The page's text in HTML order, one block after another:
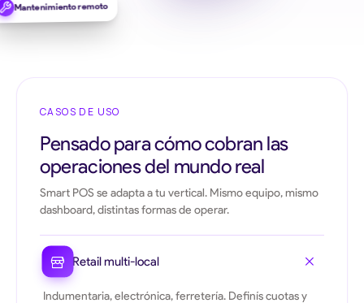
Mantenimiento remoto
CASOS DE USO
Pensado para cómo cobran las
operaciones del mundo real
Smart POS se adapta a tu vertical. Mismo equipo, mismo
dashboard, distintas formas de operar.
Retail multi-local
Indumentaria, electrónica, ferretería. Definís cuotas y